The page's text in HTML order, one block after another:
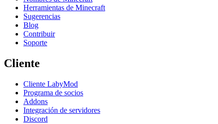
Herramientas de Minecraft
Sugerencias
Blog
Contribuir
Soporte
Cliente
Cliente LabyMod
Programa de socios
Addons
Integración de servidores
Discord